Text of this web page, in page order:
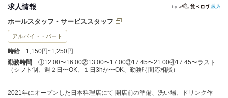
求人情報 by
ホールスタッフ・サービススタッフ
アルバイト・パート
時給
1,150円~1,250円
勤務時間
①12:00〜16:00②13:00〜17:00③17:45〜21:00④17:45〜ラスト
（シフト制、週２日〜OK、１日3hか〜OK、勤務時間応相談）
2021年にオープンした日本料理店にて 開店前の準備、洗い場、ドリンク作